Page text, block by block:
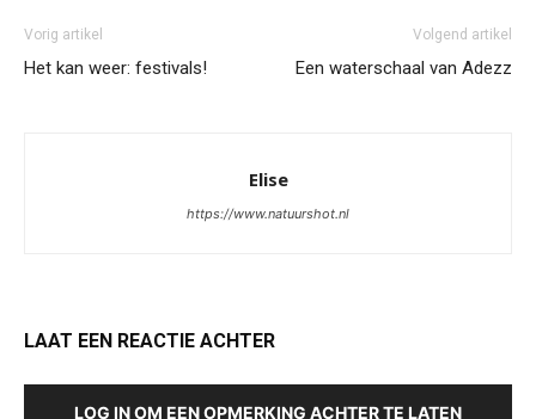
Vorig artikel
Het kan weer: festivals!
Volgend artikel
Een waterschaal van Adezz
Elise
https://www.natuurshot.nl
LAAT EEN REACTIE ACHTER
LOG IN OM EEN OPMERKING ACHTER TE LATEN